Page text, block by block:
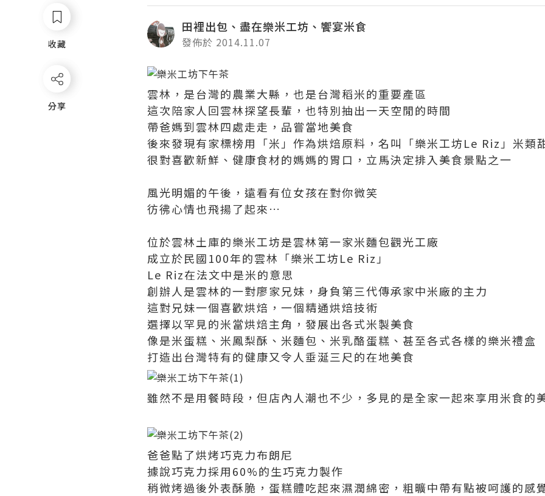
收藏
分享
田裡出包、盡在樂米工坊、饗宴米食
發佈於 2014.11.07
雲林，是台灣的農業大縣，也是台灣稻米的重要產區
這次陪家人回雲林探望長輩，也特別抽出一天空閒的時間
帶爸媽到雲林四處走走，品嘗當地美食
後來發現有家標榜用「米」作為烘焙原料，名叫「樂米工坊Le Riz」米類
很對喜歡新鮮、健康食材的媽媽的胃口，立馬決定排入美食景點之一
風光明媚的午後，遠看有位女孩在對你微笑
彷彿心情也飛揚了起來…
位於雲林土庫的樂米工坊是雲林第一家米麵包觀光工廠
成立於民國100年的雲林「樂米工坊Le Riz」
Le Riz在法文中是米的意思
創辦人是雲林的一對廖家兄妹，身負第三代傳承家中米廠的主力
這對兄妹一個喜歡烘焙，一個精通烘焙技術
選擇以罕見的米當烘焙主角，發展出各式米製美食
像是米蛋糕、米鳳梨酥、米麵包、米乳酪蛋糕、甚至各式各樣的樂米禮盒
打造出台灣特有的健康又令人垂涎三尺的在地美食
雖然不是用餐時段，但店內人潮也不少，多見的是全家一起來享用米食的
爸爸點了烘烤巧克力布朗尼
據說巧克力採用60%的生巧克力製作
稍微烤過後外表酥脆，蛋糕體吃起來濕潤綿密，粗曠中帶有點被呵護的感
收藏
分享